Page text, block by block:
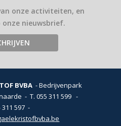
onze activiteiten, en
nieuwsbrief.
BVBA
Bedrijvenpark
T. 055 311 599-
311 597